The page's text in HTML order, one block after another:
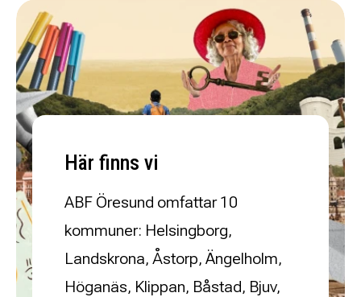
Här finns vi
ABF Öresund omfattar 10
kommuner: Helsingborg,
Landskrona, Åstorp, Ängelholm,
Höganäs, Klippan, Båstad, Bjuv,